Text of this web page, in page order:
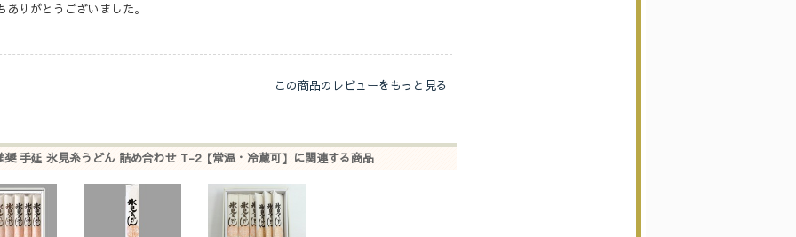
ありがとうございました。
この商品のレビューをもっと見る
奨 手延 氷見糸うどん 詰め合わせ T-2【常温・冷蔵可】に関連する商品